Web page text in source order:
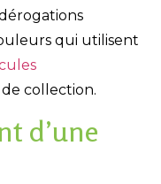
qui utilisent
collection.
d’une